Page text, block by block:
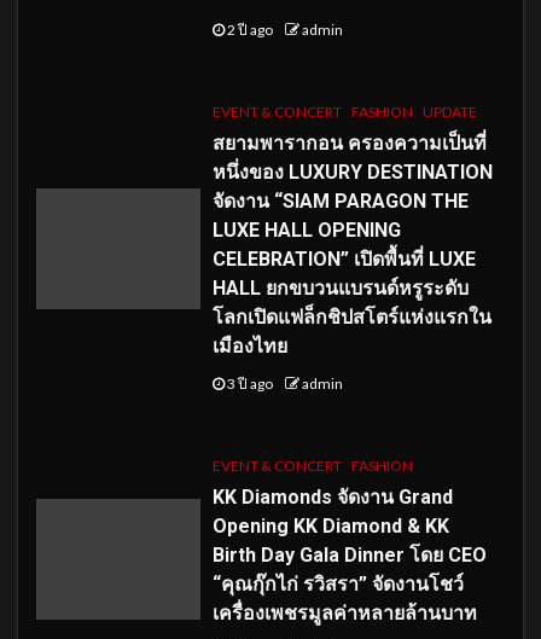
2 ปี ago admin
EVENT & CONCERT FASHION UPDATE
สยามพารากอน ครองความเป็นที่
หนึ่งของ LUXURY DESTINATION
จัดงาน “SIAM PARAGON THE
LUXE HALL OPENING
CELEBRATION” เปิดพื้นที่ LUXE
HALL ยกขบวนแบรนด์หรูระดับ
โลกเปิดแฟล็กชิปสโตร์แห่งแรกใน
เมืองไทย
3 ปี ago admin
EVENT & CONCERT FASHION
KK Diamonds จัดงาน Grand
Opening KK Diamond & KK
Birth Day Gala Dinner โดย CEO
“คุณกุ๊กไก่ รวิสรา” จัดงานโชว์
เครื่องเพชรมูลค่าหลายล้านบาท